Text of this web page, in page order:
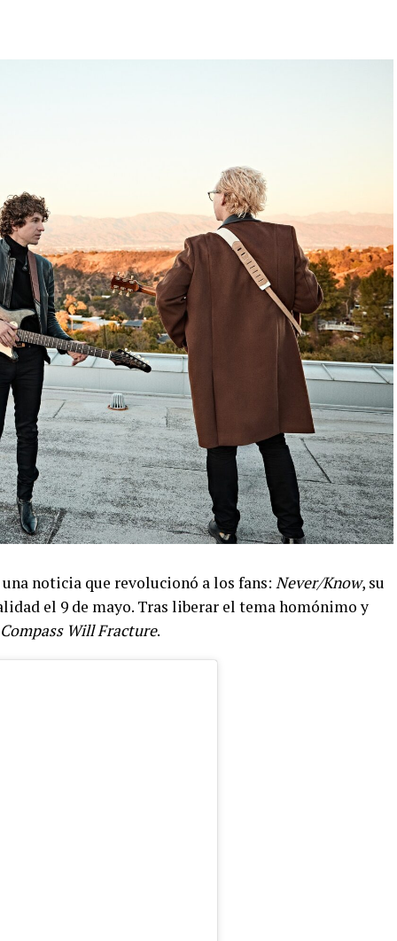
noticia que revolucionó a los fans: Never/Know, su
el 9 de mayo. Tras liberar el tema homónimo y
Compass Will Fracture.